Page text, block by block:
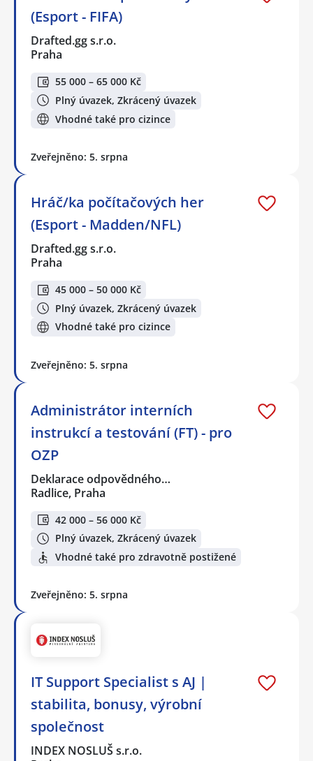
(Esport - FIFA)
Drafted.gg s.r.o.
Praha
55 000 – 65 000 Kč
Plný úvazek, Zkrácený úvazek
Vhodné také pro cizince
Zveřejněno: 5. srpna
Hráč/ka počítačových her
(Esport - Madden/NFL)
Drafted.gg s.r.o.
Praha
45 000 – 50 000 Kč
Plný úvazek, Zkrácený úvazek
Vhodné také pro cizince
Zveřejněno: 5. srpna
Administrátor interních
instrukcí a testování (FT) - pro
OZP
Deklarace odpovědného…
Radlice, Praha
42 000 – 56 000 Kč
Plný úvazek, Zkrácený úvazek
Vhodné také pro zdravotně postižené
Zveřejněno: 5. srpna
IT Support Specialist s AJ |
stabilita, bonusy, výrobní
společnost
INDEX NOSLUŠ s.r.o.